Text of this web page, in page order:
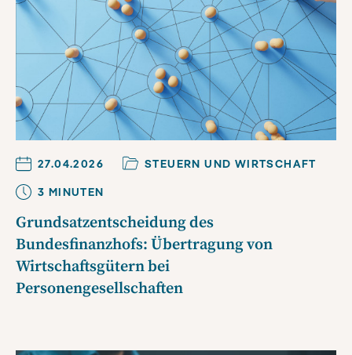
27.04.2026
STEUERN UND WIRTSCHAFT
3 MINUTEN
Grundsatzentscheidung des
Bundesfinanzhofs: Übertragung von
Wirtschaftsgütern bei
Personengesellschaften